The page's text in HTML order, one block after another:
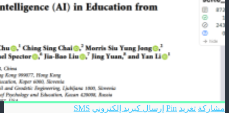
مشاركة تغريد Pin إرسال كبريد إلكتروني SMS